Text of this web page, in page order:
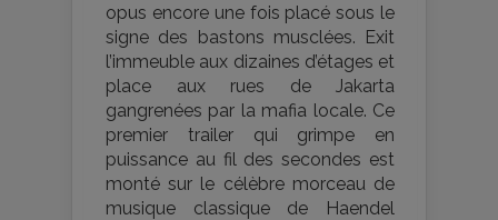
opus encore une fois placé sous le
signe des bastons musclées. Exit
l’immeuble aux dizaines d’étages et
place aux rues de Jakarta
gangrenées par la mafia locale. Ce
premier trailer qui grimpe en
puissance au fil des secondes est
monté sur le célèbre morceau de
musique classique de Haendel